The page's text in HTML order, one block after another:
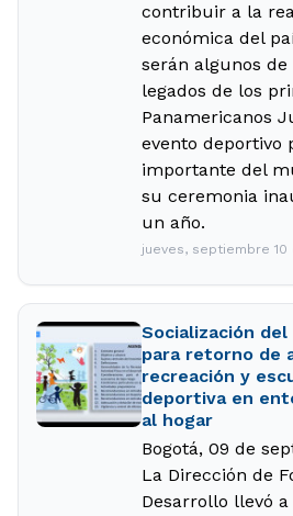
contribuir a la
económica del
serán algunos
legados de los
Panamericanos
evento deportivo
importante del
su ceremonia
un año.
jueves, septiembre 10
Socialización
para retorno de
recreación y
deportiva en
al hogar
Bogotá, 09 de
La Dirección de
Desarrollo llevó